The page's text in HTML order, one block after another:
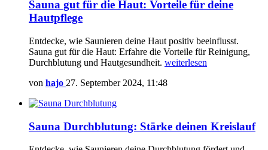
Sauna gut für die Haut: Vorteile für deine
Hautpflege
Entdecke, wie Saunieren deine Haut positiv beeinflusst.
Sauna gut für die Haut: Erfahre die Vorteile für Reinigung,
Durchblutung und Hautgesundheit. weiterlesen
von hajo 27. September 2024, 11:48
Sauna Durchblutung: Stärke deinen Kreislauf